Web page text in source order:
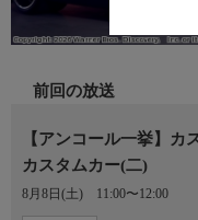
前回の放送
【アンコール一挙】カ
カスタムカー(二)
8月8日(土) 11:00〜12:00